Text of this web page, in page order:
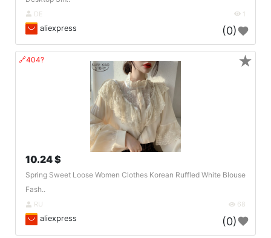
DE 1
aliexpress (0)
🔗404?
10.24 $
Spring Sweet Loose Women Clothes Korean Ruffled White Blouse
Fash..
RU 68
aliexpress (0)
★